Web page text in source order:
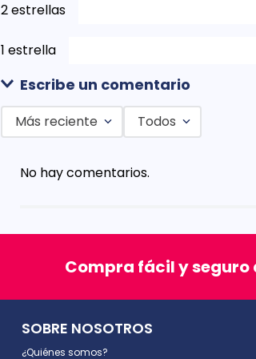
2 estrellas
1 estrella
Escribe un comentario
Título
★★★★
Tu nombre
Más reciente Todos
No hay comentarios.
Compra fácil y seguro
SOBRE NOSOTROS
¿Quiénes somos?